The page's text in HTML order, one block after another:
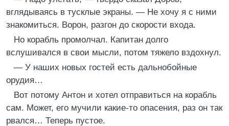
вглядываясь в тусклые экраны. — Не хочу я с ними
знакомиться. Ворон, разгон до скорости входа.
Но корабль промолчал. Капитан долго
вслушивался в свои мысли, потом тяжело вздохнул.
— У наших новых гостей есть дальнобойные
орудия…
Вот потому Антон и хотел отправиться на корабль
сам. Может, его мучили какие-то опасения, раз он так
рвался… Теперь пустое.